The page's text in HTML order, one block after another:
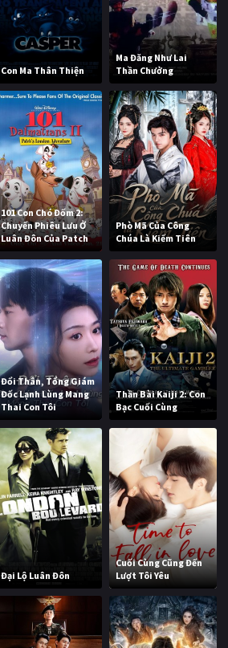
Con Ma Thân Thiện
Ma Đăng Như Lai
Thần Chưởng
101 Con Chó Đốm 2:
Chuyến Phiêu Lưu Ở
Luân Đôn Của Patch
Phò Mã Của Công
Chúa Là Kiếm Tiên
Đổi Thân, Tổng Giám
Đốc Lạnh Lùng Mang
Thai Con Tôi
Thần Bài Kaiji 2: Con
Bạc Cuối Cùng
Đại Lộ Luân Đôn
Cuối Cùng Cũng Đến
Lượt Tôi Yêu